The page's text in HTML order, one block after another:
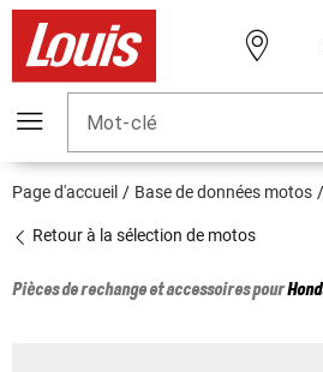
Mot-clé
Page d'accueil Base de données motos
Retour à la sélection de motos
Pièces de rechange et accessoires pour